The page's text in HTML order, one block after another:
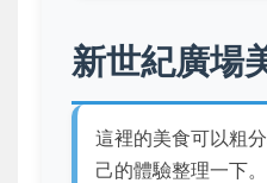
新世紀廣場
這裡的美食可以粗
己的體驗整理一下。